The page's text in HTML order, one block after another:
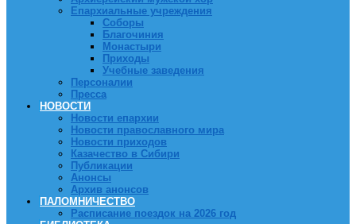
Епархиальные учреждения
Соборы
Благочиния
Монастыри
Приходы
Учебные заведения
Персоналии
Пресса
НОВОСТИ
Новости епархии
Новости православного мира
Новости приходов
Казачество в Сибири
Публикации
Анонсы
Архив анонсов
ПАЛОМНИЧЕСТВО
Расписание поездок на 2026 год